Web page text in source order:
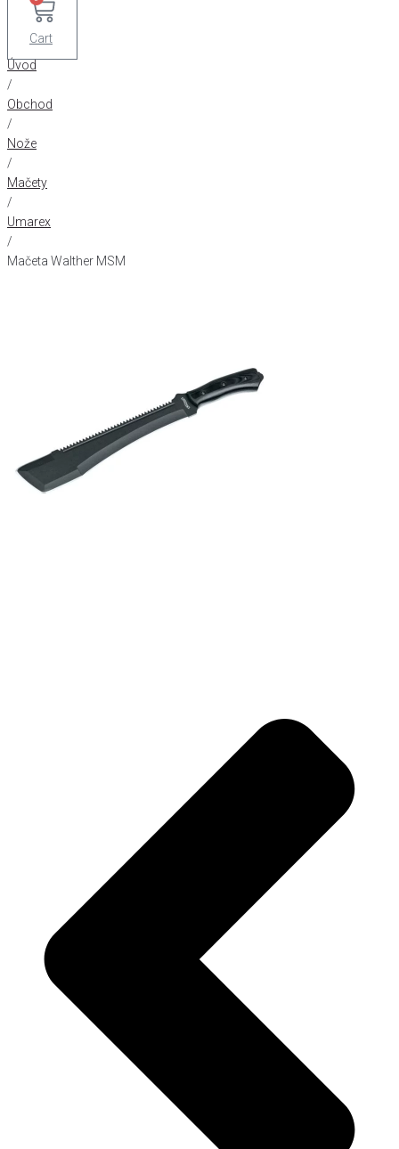
Cart
Úvod
/
Obchod
/
Nože
/
Mačety
/
Umarex
/
Mačeta Walther MSM